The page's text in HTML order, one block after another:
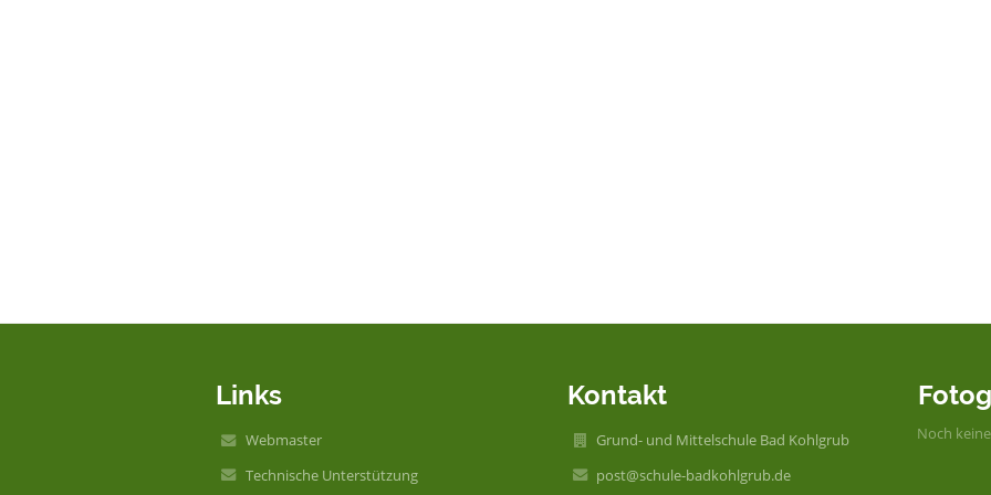
Links
Webmaster
Technische Unterstützung
Kontakt
Grund- und Mittelschule Bad Kohlgrub
post@schule-badkohlgrub.de
Noch